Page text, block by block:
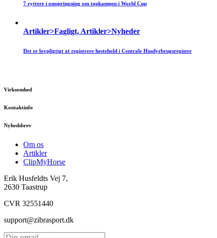
7 ryttere i omspringning om topkampen i World Cup
Artikler>Fagligt, Artikler>Nyheder
Det er lovpligtigt at registrere hestehold i Centrale Husdyrbrugsregister
Virksomhed
Kontaktinfo
Nyhedsbrev
Om os
Artikler
ClipMyHorse
Erik Husfeldts Vej 7,
2630 Taastrup
CVR 32551440
support@zibrasport.dk